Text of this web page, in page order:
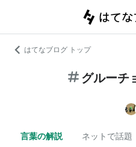
はてなブログ トップ
グルーチ
言葉の解説 ネットで話題